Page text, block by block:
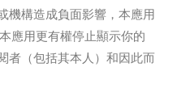
機構造成負面影響，本應用
應用更有權停止顯示你的
者（包括其本人）和因此而